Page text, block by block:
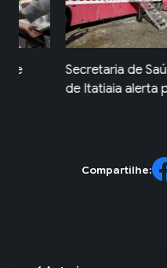
Secretaria de Saúde
de Itatiaia alerta p...
Compartilhe: